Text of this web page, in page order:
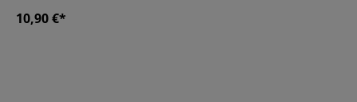
10,90 €*